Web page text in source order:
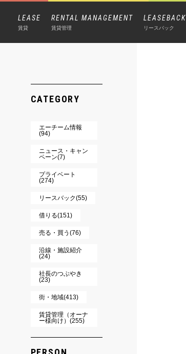
LEASE
賃貸
RENTAL MANAGEMENT
賃貸管理
LEASEBACK
リースバック
CATEGORY
エーチーム情報
(94)
ニュース・キャン
ペーン(7)
プライベート
(274)
リースバック(55)
借りる(151)
売る・買う(76)
沿線・施設紹介
(24)
社長のつぶやき
(23)
街・地域(413)
賃貸管理（オーナ
ー様向け）(255)